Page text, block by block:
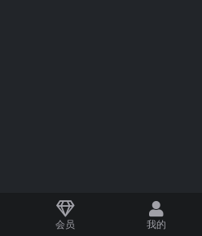
会员 我的